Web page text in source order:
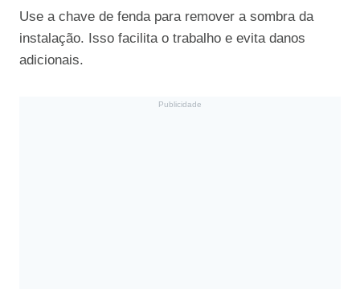
Use a chave de fenda para remover a sombra da
instalação. Isso facilita o trabalho e evita danos
adicionais.
Publicidade